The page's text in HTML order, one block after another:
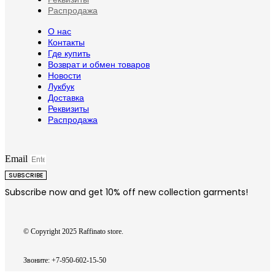
Распродажа
О нас
Контакты
Где купить
Возврат и обмен товаров
Новости
Лукбук
Доставка
Реквизиты
Распродажа
Email
SUBSCRIBE
Subscribe now and get 10% off new collection garments!
© Copyright 2025 Raffinato store.
Звоните: +7-950-602-15-50